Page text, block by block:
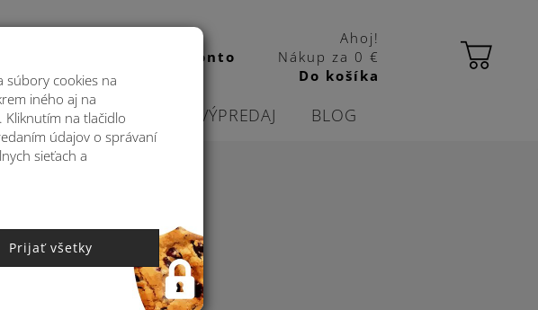
Moje kbas konto
Ahoj!
Nákup za 0 €
Do košíka
BYTOVÉ DEKORÁCIE VÝPREDAJ BLOG
súbory cookies na
iného aj na
na tlačidlo
údajov o správaní
sieťach a
Prijať všetky